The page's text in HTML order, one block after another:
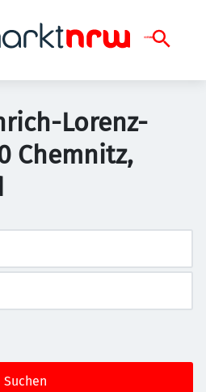
Lorenz-
Chemnitz,
Suchen